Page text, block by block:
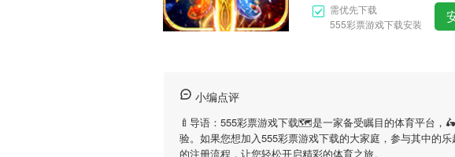
需优先下载
555彩票游戏下载安装
小编点评
🍼导语： 555彩票游戏下载🗺是一家备受瞩目的体育平台，
验。如果您想加入555彩票游戏下载的大家庭，参与其中的
的注册流程，让您轻松开启精彩的体育之旅。